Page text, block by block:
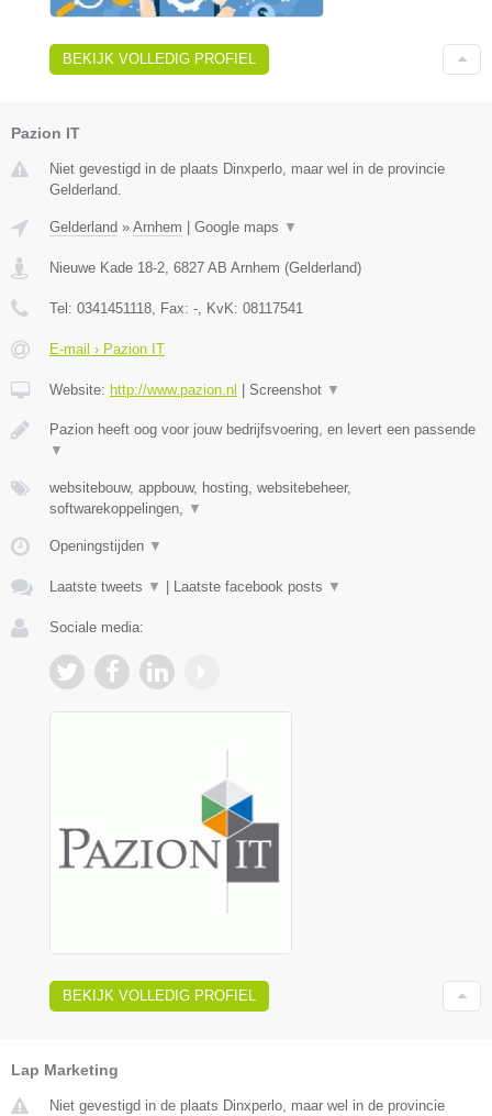
BEKIJK VOLLEDIG PROFIEL
Pazion IT
Niet gevestigd in de plaats Dinxperlo, maar wel in de provincie
Gelderland.
Gelderland » Arnhem | Google maps ▼
Nieuwe Kade 18-2 6827 AB Arnhem (Gelderland)
Tel: 0341451118 , Fax: - , KvK: 08117541
E-mail › Pazion IT
Website: http://www.pazion.nl | Screenshot ▼
Pazion heeft oog voor jouw bedrijfsvoering, en levert een passende
▼
websitebouw, appbouw, hosting, websitebeheer,
softwarekoppelingen,
▼
Openingstijden ▼
Laatste tweets ▼ | Laatste facebook posts ▼
Sociale media:
BEKIJK VOLLEDIG PROFIEL
Lap Marketing
Niet gevestigd in de plaats Dinxperlo, maar wel in de provincie